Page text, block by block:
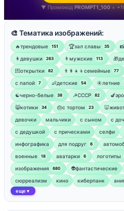
▼ Промокод PROMPT1_100 =
🎨 Тематика изображений:
🔥трендовые 151 🏆зал славы 35
👩девушки 263 👨мужские 113
💌открытки 82 👨‍👩‍👧‍👦семейные 77
‍с папой 7 👶детские 54 ☀️летние
☯︎черно-белые 38 ☭СССР 82
😸котики 34 🎂с тортом 23
девочки
мальчики с сыном с
с дедушкой
с прическами селфи
инфографика
для подруг 6
военные 18 аватарки 6 логотипы
изображения 680 👽фантастические
сюрреализм кино киберпанк
еще ▼